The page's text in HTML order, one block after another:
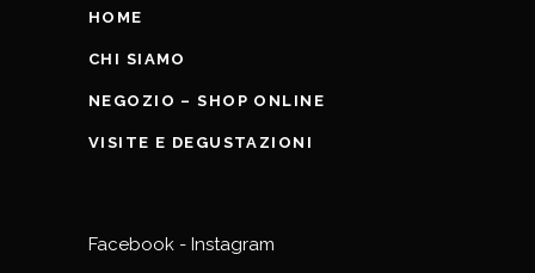
HOME
CHI SIAMO
NEGOZIO – SHOP ONLINE
VISITE E DEGUSTAZIONI
Facebook - Instagram